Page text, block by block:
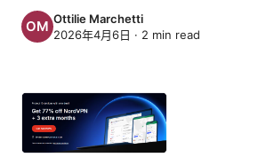
Ottilie Marchetti
2026年4月6日 · 2 min read